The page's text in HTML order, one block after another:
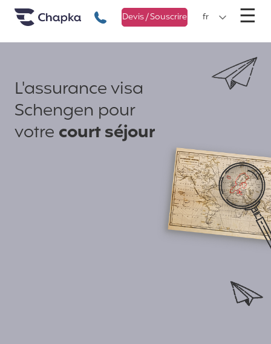
Chapka Assurances Voyages
+33 1 74 85 50 50
Devis / Souscrire fr ☰
L'assurance visa
Schengen pour
votre court séjour